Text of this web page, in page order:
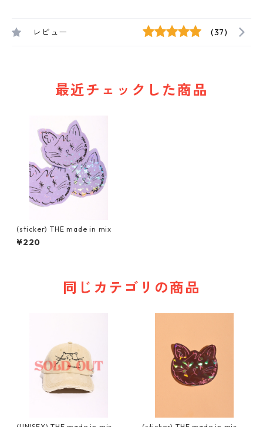
レビュー (37)
最近チェックした商品
(sticker) THE made in mix
¥220
同じカテゴリの商品